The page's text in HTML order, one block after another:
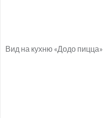
Вид на кухню «Додо пицца»